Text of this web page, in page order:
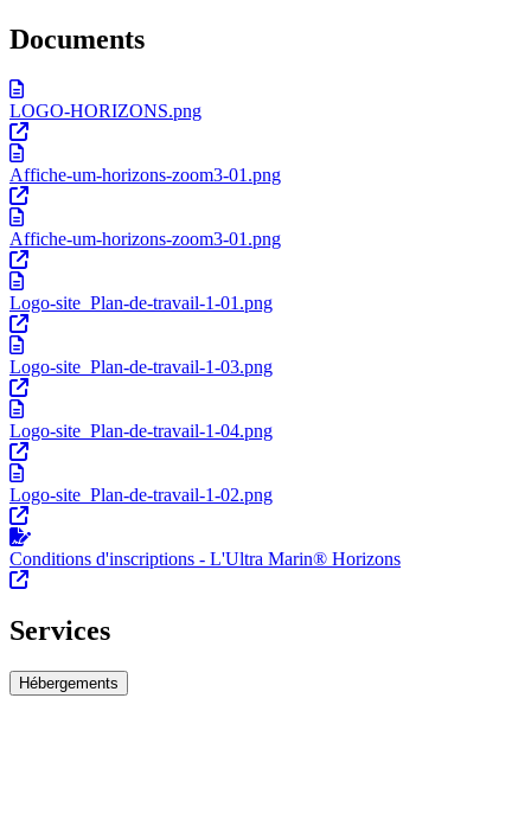
Documents
LOGO-HORIZONS.png
Affiche-um-horizons-zoom3-01.png
Affiche-um-horizons-zoom3-01.png
Logo-site_Plan-de-travail-1-01.png
Logo-site_Plan-de-travail-1-03.png
Logo-site_Plan-de-travail-1-04.png
Logo-site_Plan-de-travail-1-02.png
Conditions d'inscriptions - L'Ultra Marin® Horizons
Services
Hébergements